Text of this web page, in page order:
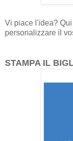
Vi piace l'idea?
personalizzare il
STAMPA IL